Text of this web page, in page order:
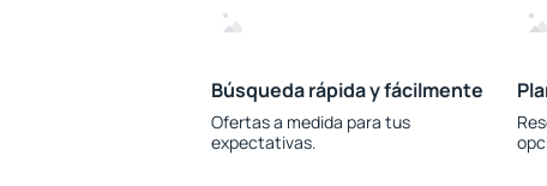
Búsqueda rápida y fácilmente
Ofertas a medida para tus
expectativas.